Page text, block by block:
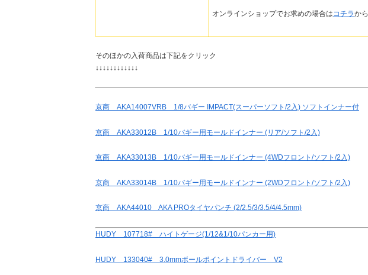
オンラインショップでお求めの場合は コチラから
そのほかの入荷商品は下記をクリック
↓↓↓↓↓↓↓↓↓↓↓↓
京商 AKA14007VRB 1/8バギー IMPACT(スーパーソフト/2入) ソフトインナー付
京商 AKA33012B 1/10バギー用モールドインナー (リア/ソフト/2入)
京商 AKA33013B 1/10バギー用モールドインナー (4WDフロント/ソフト/2入)
京商 AKA33014B 1/10バギー用モールドインナー (2WDフロント/ソフト/2入)
京商 AKA44010 AKA PROタイヤパンチ (2/2.5/3/3.5/4/4.5mm)
HUDY 107718# ハイトゲージ(1/12&1/10パンカー用)
HUDY 133040# 3.0mmボールポイントドライバー V2